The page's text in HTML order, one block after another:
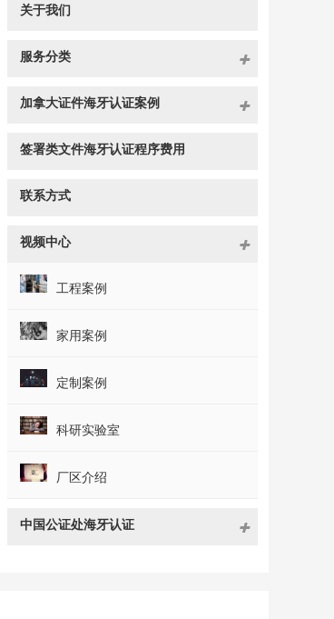
关于我们
服务分类
加拿大证件海牙认证案例
签署类文件海牙认证程序费用
联系方式
视频中心
工程案例
家用案例
定制案例
科研实验室
厂区介绍
中国公证处海牙认证